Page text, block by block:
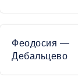
Феодосия —
Дебальцево